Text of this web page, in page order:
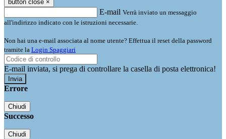
button close ×
E-mail Verrà inviato un messaggio
all'indirizzo indicato con le istruzioni necessarie.
Non hai una e-mail associata al nome utente? Effettua il reset della password
tramite la Login Spaggiari
E-mail inviata, si prega di controllare la casella di posta elettronica!
Errore
Chiudi
Successo
Chiudi